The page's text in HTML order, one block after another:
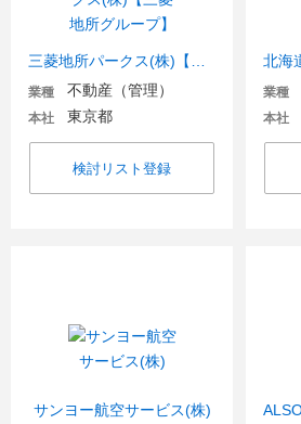
業種 不動産（管理）
本社 東京都
検討リスト登録
業種
本社
サンヨー航空サービス(株)